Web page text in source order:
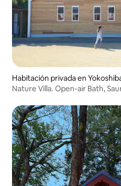
Habitación privada en
Nature Villa. Open-air Bath,